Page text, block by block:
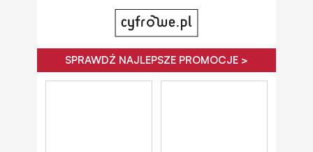
SPRAWDŹ NAJLEPSZE PROMOCJE >